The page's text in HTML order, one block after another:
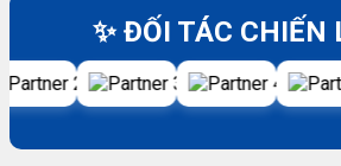
✨ ĐỐI TÁC CHIẾN